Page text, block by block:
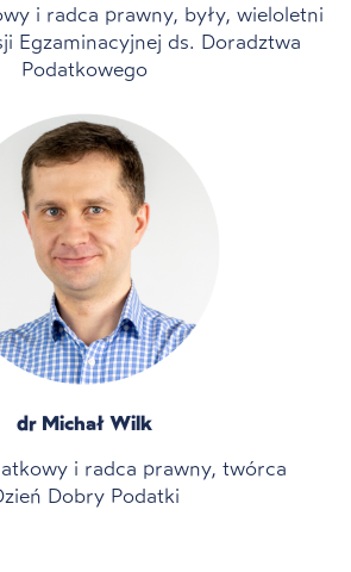
dr Michał Wilk
i radca prawny, twórca
Dobry Podatki
i radca prawny, były, wieloletni
Egzaminacyjnej ds. Doradztwa
Podatkowego